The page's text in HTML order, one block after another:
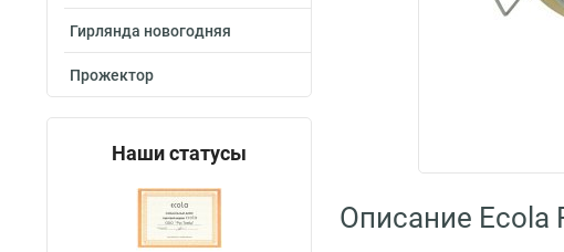
Гирлянда новогодняя
Прожектор
Наши статусы
Описание Ecola